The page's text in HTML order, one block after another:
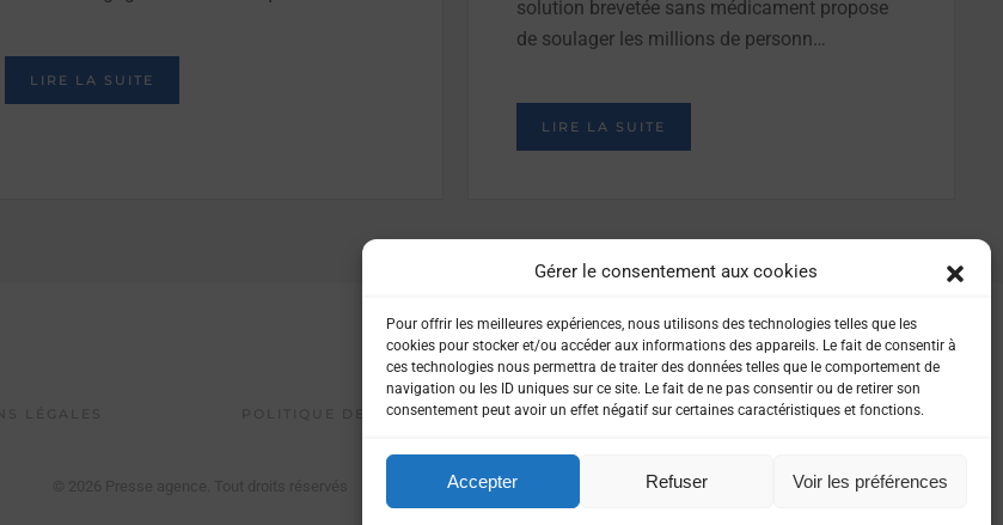
Gérer le consentement aux cookies
Pour offrir les meilleures expériences, nous utilisons des technologies telles que les
cookies pour stocker et/ou accéder aux informations des appareils. Le fait de consentir à
ces technologies nous permettra de traiter des données telles que le comportement de
navigation ou les ID uniques sur ce site. Le fait de ne pas consentir ou de retirer son
consentement peut avoir un effet négatif sur certaines caractéristiques et fonctions.
Accepter Refuser Voir les préférences
LIRE LA SUITE
solution brevetée sans médicament propose
de soulager les millions de personn…
LIRE LA SUITE
POLITIQUE DE CONFIDENTIALITÉ